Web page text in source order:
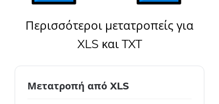
Περισσότεροι μετατροπείς για
XLS και TXT
Μετατροπή από XLS